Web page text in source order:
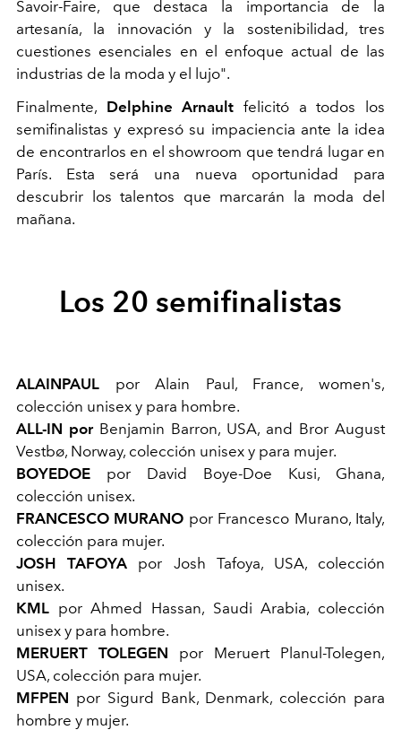
Savoir-Faire, que destaca la importancia de la
artesanía, la innovación y la sostenibilidad, tres
cuestiones esenciales en el enfoque actual de las
industrias de la moda y el lujo".
Finalmente, Delphine Arnault felicitó a todos los
semifinalistas y expresó su impaciencia ante la idea
de encontrarlos en el showroom que tendrá lugar en
París. Esta será una nueva oportunidad para
descubrir los talentos que marcarán la moda del
mañana.
Los 20 semifinalistas
ALAINPAUL porAlain Paul, France, women's,
colección unisex y para hombre.
ALL-IN porBenjamin Barron, USA, and Bror August
Vestbø, Norway, colección unisex y para mujer.
BOYEDOE por David Boye-Doe Kusi, Ghana,
colección unisex.
FRANCESCO MURANO por Francesco Murano, Italy,
colección para mujer.
JOSH TAFOYA
por Josh Tafoya, USA, colección
unisex.
KML por Ahmed Hassan, Saudi Arabia, colección
unisex y para hombre.
MERUERT TOLEGEN por Meruert Planul-Tolegen,
USA, colección para mujer.
MFPEN por Sigurd Bank, Denmark, colección para
hombre y mujer.